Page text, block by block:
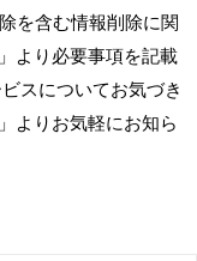
を含む情報削除に関
」より必要事項を記載
スについてお気づき
」よりお気軽にお知ら